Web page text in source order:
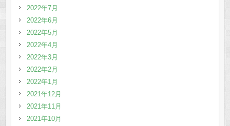
2022年7月
2022年6月
2022年5月
2022年4月
2022年3月
2022年2月
2022年1月
2021年12月
2021年11月
2021年10月